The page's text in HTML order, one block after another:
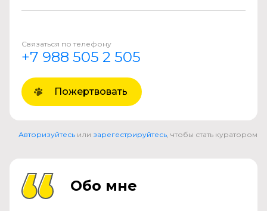
Связаться по телефону
+7 988 505 2 505
Пожертвовать
Авторизуйтесь или зарегестрируйтесь, чтобы стать куратором
Обо мне